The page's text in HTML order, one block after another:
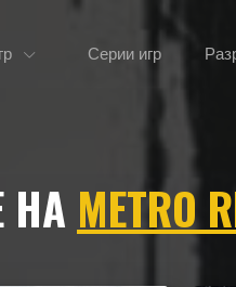
Серии игр
НА METRO
геймплею, камере,